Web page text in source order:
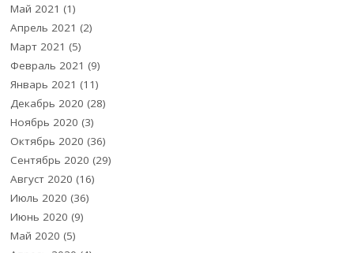
Май 2021 (1)
Апрель 2021 (2)
Март 2021 (5)
Февраль 2021 (9)
Январь 2021 (11)
Декабрь 2020 (28)
Ноябрь 2020 (3)
Октябрь 2020 (36)
Сентябрь 2020 (29)
Август 2020 (16)
Июль 2020 (36)
Июнь 2020 (9)
Май 2020 (5)